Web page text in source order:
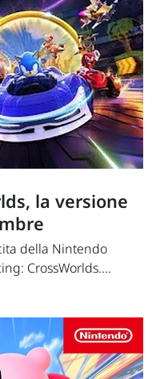
la versione
della Nintendo
CrossWorlds....